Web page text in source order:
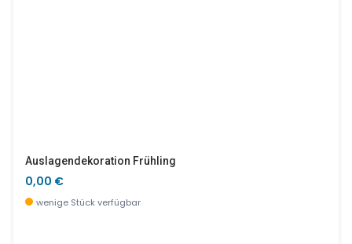
Auslagendekoration Frühling
0,00 €
wenige Stück verfügbar